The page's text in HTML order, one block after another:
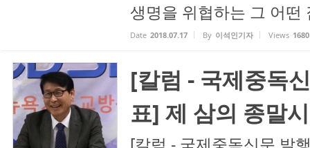
생명을 위협하는 그 어떤
Date 2018.07.17 By 이석인기자 Views 1680
[칼럼 - 국제중독
표] 제 삼의 종말